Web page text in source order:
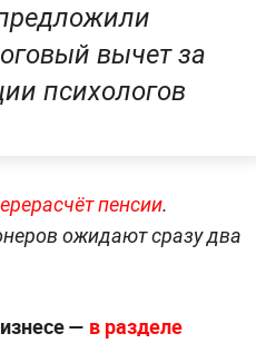
вычет за
психологов
пенсии.
ожидают сразу два
— в разделе